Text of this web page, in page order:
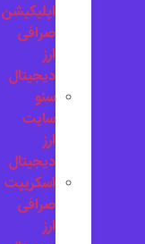
اپلیکیشن
صرافی
ارز
دیجیتال
سئو
سایت
ارز
دیجیتال
اسکریپت
صرافی
ارز